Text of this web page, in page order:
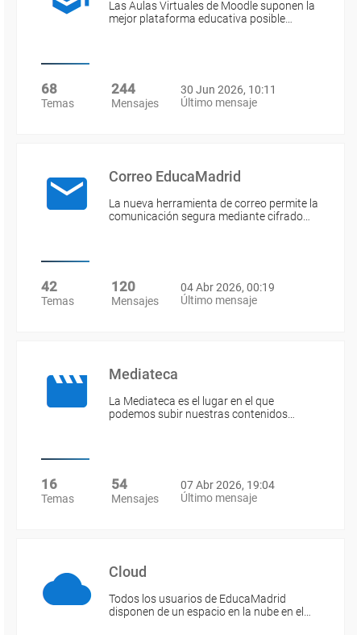
Las Aulas Virtuales de Moodle suponen la
mejor plataforma educativa posible…
68
Temas
244
Mensajes
30 Jun 2026, 10:11
Último mensaje
Correo EducaMadrid
La nueva herramienta de correo permite la
comunicación segura mediante cifrado…
42
Temas
120
Mensajes
04 Abr 2026, 00:19
Último mensaje
Mediateca
La Mediateca es el lugar en el que
podemos subir nuestras contenidos…
16
Temas
54
Mensajes
07 Abr 2026, 19:04
Último mensaje
Cloud
Todos los usuarios de EducaMadrid
disponen de un espacio en la nube en el…